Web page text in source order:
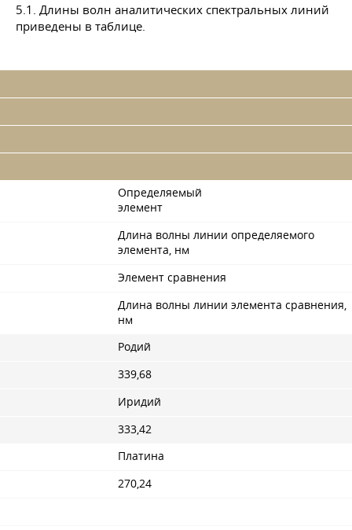
5.1. Длины волн аналитических спектральных линий
приведены в таблице.
Определяемый
элемент
Длина волны линии определяемого
элемента, нм
Элемент сравнения
Длина волны линии элемента сравнения,
нм
Родий
339,68
Иридий
333,42
Платина
270,24